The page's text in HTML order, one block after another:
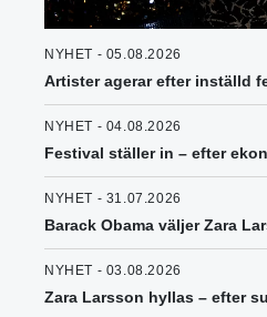
NYHET - 05.08.2026
Artister agerar efter inställd
NYHET - 04.08.2026
Festival ställer in – efter
NYHET - 31.07.2026
Barack Obama väljer Zara
NYHET - 03.08.2026
Zara Larsson hyllas – efter